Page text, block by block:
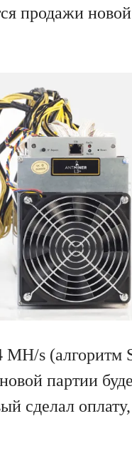
продажи
s (алгоритм
партии
сделал